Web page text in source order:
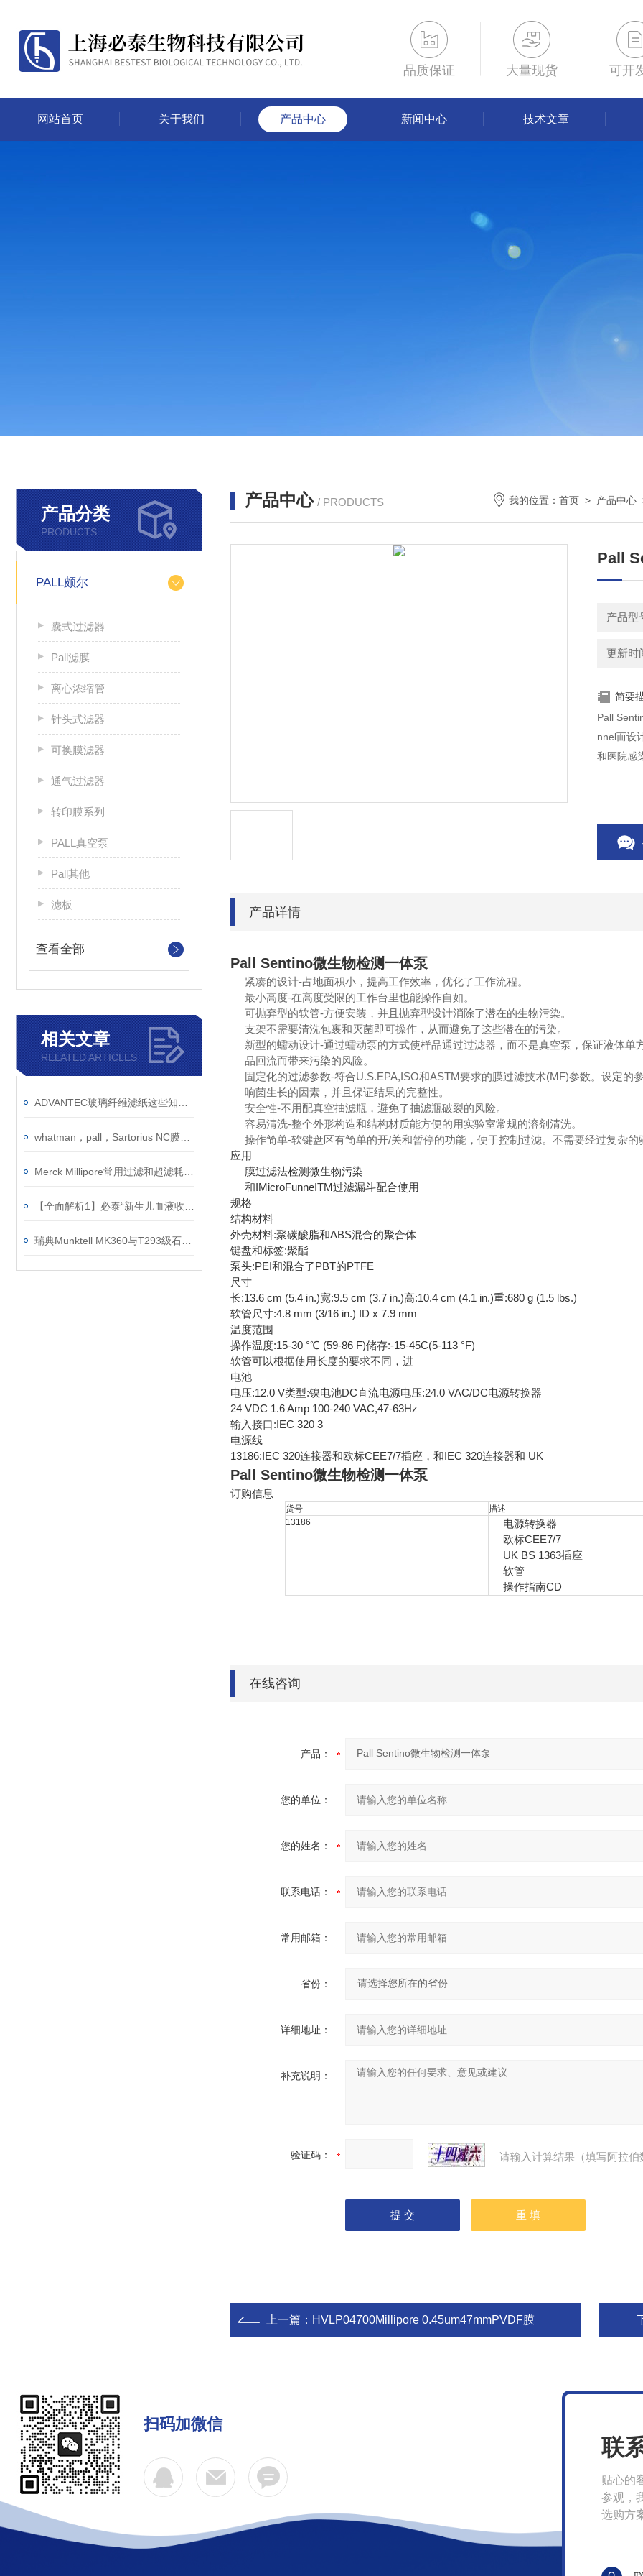
品质保证 大量现货 可开
网站首页 关于我们 产品中心 新闻中心 技术文章
产品分类
PRODUCTS
PALL颇尔
囊式过滤器
Pall滤膜
离心浓缩管
针头式滤器
可换膜滤器
通气过滤器
转印膜系列
PALL真空泵
Pall其他
滤板
查看全部
相关文章
RELATED ARTICLES
产品中心 / PRODUCTS 我的位置： 首页 > 产品中心
Pall
产品型
更新时
简要
Pall
nnel而设
和医院感
产品详情
Pall Sentino微生物检测一体泵
紧凑的设计-占地面积小，提高工作效率，优化了工作流程。
最小高度-在高度受限的工作台里也能操作自如。
可抛弃型的软管-方便安装，并且抛弃型设计消除了潜在的生物污染。
支架不需要清洗包裹和灭菌即可操作，从而避免了这些潜在的污染。
新型的蠕动设计-通过蠕动泵的方式使样品通过过滤器，而不是真空泵，保证液体
品回流而带来污染的风险。
固定化的过滤参数-符合U.S.EPA,ISO和ASTM要求的膜过滤技术(MF)参数。设定的
响菌生长的因素，并且保证结果的完整性。
安全性-不用配真空抽滤瓶，避免了抽滤瓶破裂的风险。
容易清洗-整个外形构造和结构材质能方便的用实验室常规的溶剂清洗。
操作简单-软键盘区有简单的开/关和暂停的功能，便于控制过滤。不需要经过复杂的
应用
膜过滤法检测微生物污染
和IMicroFunneITM过滤漏斗配合使用
规格
结构材料
外壳材料:聚碳酸脂和ABS混合的聚合体
键盘和标签:聚酯
泵头:PEI和混合了PBT的PTFE
尺寸
长:13.6 cm (5.4 in.)宽:9.5 cm (3.7 in.)高:10.4 cm (4.1 in.)重:680 g (1.5 lbs.)
软管尺寸:4.8 mm (3/16 in.) ID x 7.9 mm
温度范围
操作温度:15-30 °℃ (59-86 F)储存:-15-45C(5-113 °F)
软管可以根据使用长度的要求不同，进
电池
电压:12.0 V类型:镍电池DC直流电源电压:24.0 VAC/DC电源转换器
24 VDC 1.6 Amp 100-240 VAC,47-63Hz
输入接口:IEC 320 3
电源线
13186:IEC 320连接器和欧标CEE7/7插座，和IEC 320连接器和 UK
Pall Sentino微生物检测一体泵
订购信息
货号 描述
13186
电源转换器
欧标CEE7/7
UK BS 1363插座
软管
操作指南CD
在线咨询
产品：
您的单位：
您的姓名：
联系电话：
常用邮箱：
省份：
详细地址：
补充说明：
验证码： 请输入计算结果（填写阿拉
上一篇： HVLP04700Millipore 0.45um47mmPVDF膜
扫码加微信
联
贴心的
参观，
选购方